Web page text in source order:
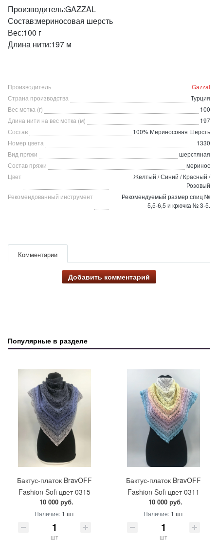
Производитель:GAZZAL
Состав:мериносовая шерсть
Вес:100 г
Длина нити:197 м
Производитель
Gazzal
Страна производства
Турция
Вес мотка (г)
100
Длина нити на вес мотка (м)
197
Состав
100% Мериносовая Шерсть
Номер цвета
1330
Вид пряжи
шерстяная
Состав пряжи
меринос
Цвет
Желтый / Синий / Красный /
Розовый
Рекомендованный инструмент
Рекомендуемый размер спиц №
5,5-6,5 и крючка № 3-5.
Комментарии
Добавить комментарий
Популярные в разделе
Бактус-платок BravOFF
Fashion Sofi цвет 0315
10 000 руб.
Наличие: 1 шт
шт
Бактус-платок BravOFF
Fashion Sofi цвет 0311
10 000 руб.
Наличие: 1 шт
шт